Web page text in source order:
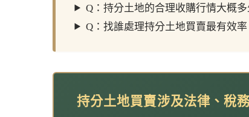
Q：持分土地的合理收購行情大概多
Q：找誰處理持分土地買賣最有效率
持分土地買賣涉及法律、稅